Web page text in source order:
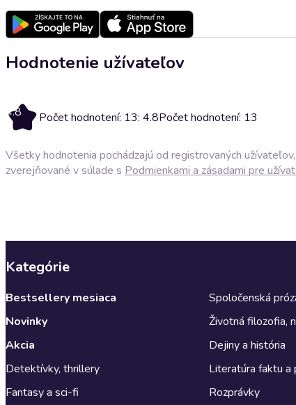
Hodnotenie užívateľov
4.8 Počet hodnotení: 13: 4.8Počet hodnotení: 13
Všetky hodnotenia pochádzajú od registrovaných
zverejňované v súlade s Podmienkami a zásadami pre
Kategórie
Bestsellery mesiaca
Novinky
Akcia
Detektívky, thrillery
Fantasy a sci-fi
Spoločenská
Životná filozofia,
Dejiny a história
Literatúra faktu a
Rozprávky